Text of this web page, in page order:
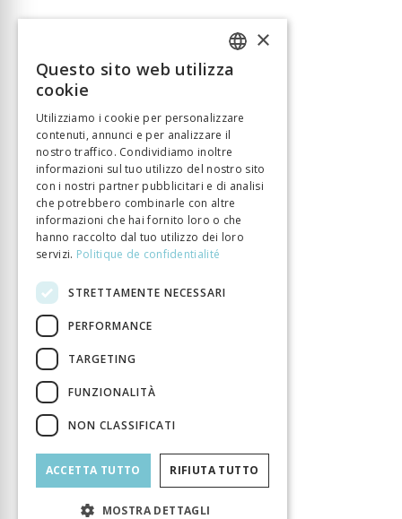
FRENCH
×
Questo sito web utilizza
cookie
Utilizziamo i cookie per personalizzare
contenuti, annunci e per analizzare il
nostro traffico. Condividiamo inoltre
informazioni sul tuo utilizzo del nostro sito
con i nostri partner pubblicitari e di analisi
che potrebbero combinarle con altre
informazioni che hai fornito loro o che
hanno raccolto dal tuo utilizzo dei loro
servizi. Politique de confidentialité
STRETTAMENTE NECESSARI
PERFORMANCE
TARGETING
FUNZIONALITÀ
NON CLASSIFICATI
ACCETTA TUTTO RIFIUTA TUTTO
MOSTRA DETTAGLI